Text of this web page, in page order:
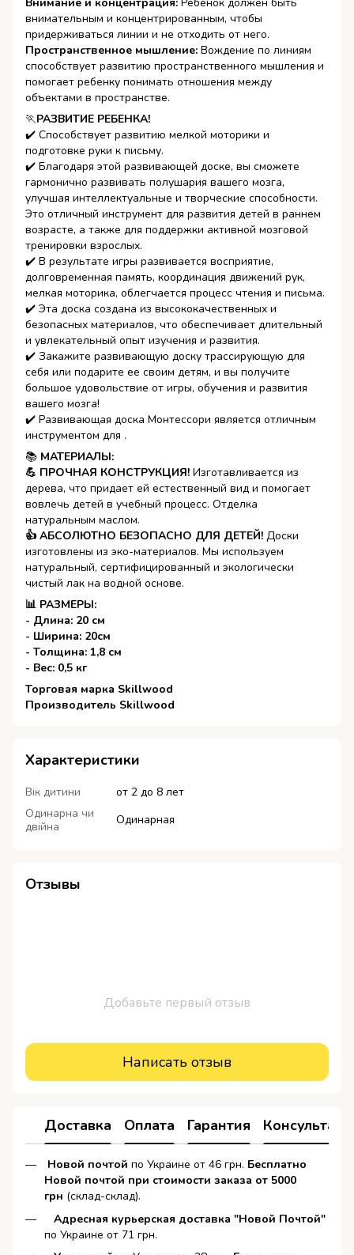
внимательным и концентрированным, чтобы
придерживаться линии и не отходить от него.
Пространственное мышление: Вождение по линиям
способствует развитию пространственного мышления и
помогает ребенку понимать отношения между
объектами в пространстве.
🏃РАЗВИТИЕ РЕБЕНКА!
✔️ Способствует развитию мелкой моторики и
подготовке руки к письму.
✔️ Благодаря этой развивающей доске, вы сможете
гармонично развивать полушария вашего мозга,
улучшая интеллектуальные и творческие способности.
Это отличный инструмент для развития детей в раннем
возрасте, а также для поддержки активной мозговой
тренировки взрослых.
✔️ В результате игры развивается восприятие,
долговременная память, координация движений рук,
мелкая моторика, облегчается процесс чтения и письма.
✔️ Эта доска создана из высококачественных и
безопасных материалов, что обеспечивает длительный
и увлекательный опыт изучения и развития.
✔️ Закажите развивающую доску трассирующую для
себя или подарите ее своим детям, и вы получите
большое удовольствие от игры, обучения и развития
вашего мозга!
✔️ Развивающая доска Монтессори является отличным
инструментом для .
📚 МАТЕРИАЛЫ:
💪 ПРОЧНАЯ КОНСТРУКЦИЯ! Изготавливается из
дерева, что придает ей естественный вид и помогает
вовлечь детей в учебный процесс. Отделка
натуральным маслом.
👍 АБСОЛЮТНО БЕЗОПАСНО ДЛЯ ДЕТЕЙ! Доски
изготовлены из эко-материалов. Мы используем
натуральный, сертифицированный и экологически
чистый лак на водной основе.
📊 РАЗМЕРЫ:
- Длина: 20 см
- Ширина: 20см
- Толщина: 1,8 см
- Вес: 0,5 кг
Торговая марка Skillwood
Производитель Skillwood
Характеристики
Вік дитини
от 2 до 8 лет
Одинарна чи
двійна
Одинарная
Отзывы
Добавьте первый отзыв
Написать отзыв
Доставка Оплата Гарантия
Новой почтой по Украине от 46 грн. Бесплатно
Новой почтой при стоимости заказа от 5000
грн (склад-склад).
Адресная курьерская доставка "Новой Почтой"
по Украине от 71 грн.